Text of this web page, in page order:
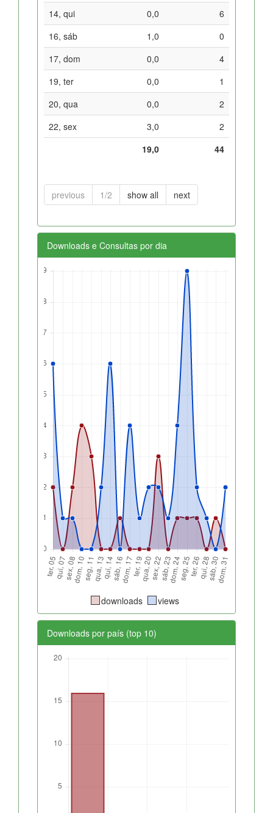
14, qui
0,0
6
16, sáb
1,0
0
17, dom
0,0
4
19, ter
0,0
1
20, qua
0,0
2
22, sex
3,0
2
19,0
44
previous 1/2 show all next
Downloads e Consultas por dia
downloads views
Downloads por país (top 10)